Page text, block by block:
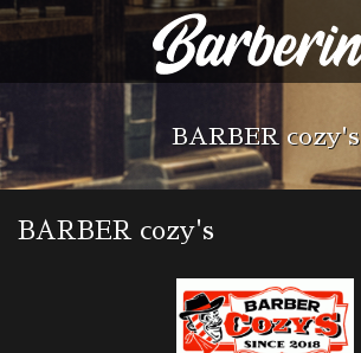
BARBER cozy's
BARBER cozy's